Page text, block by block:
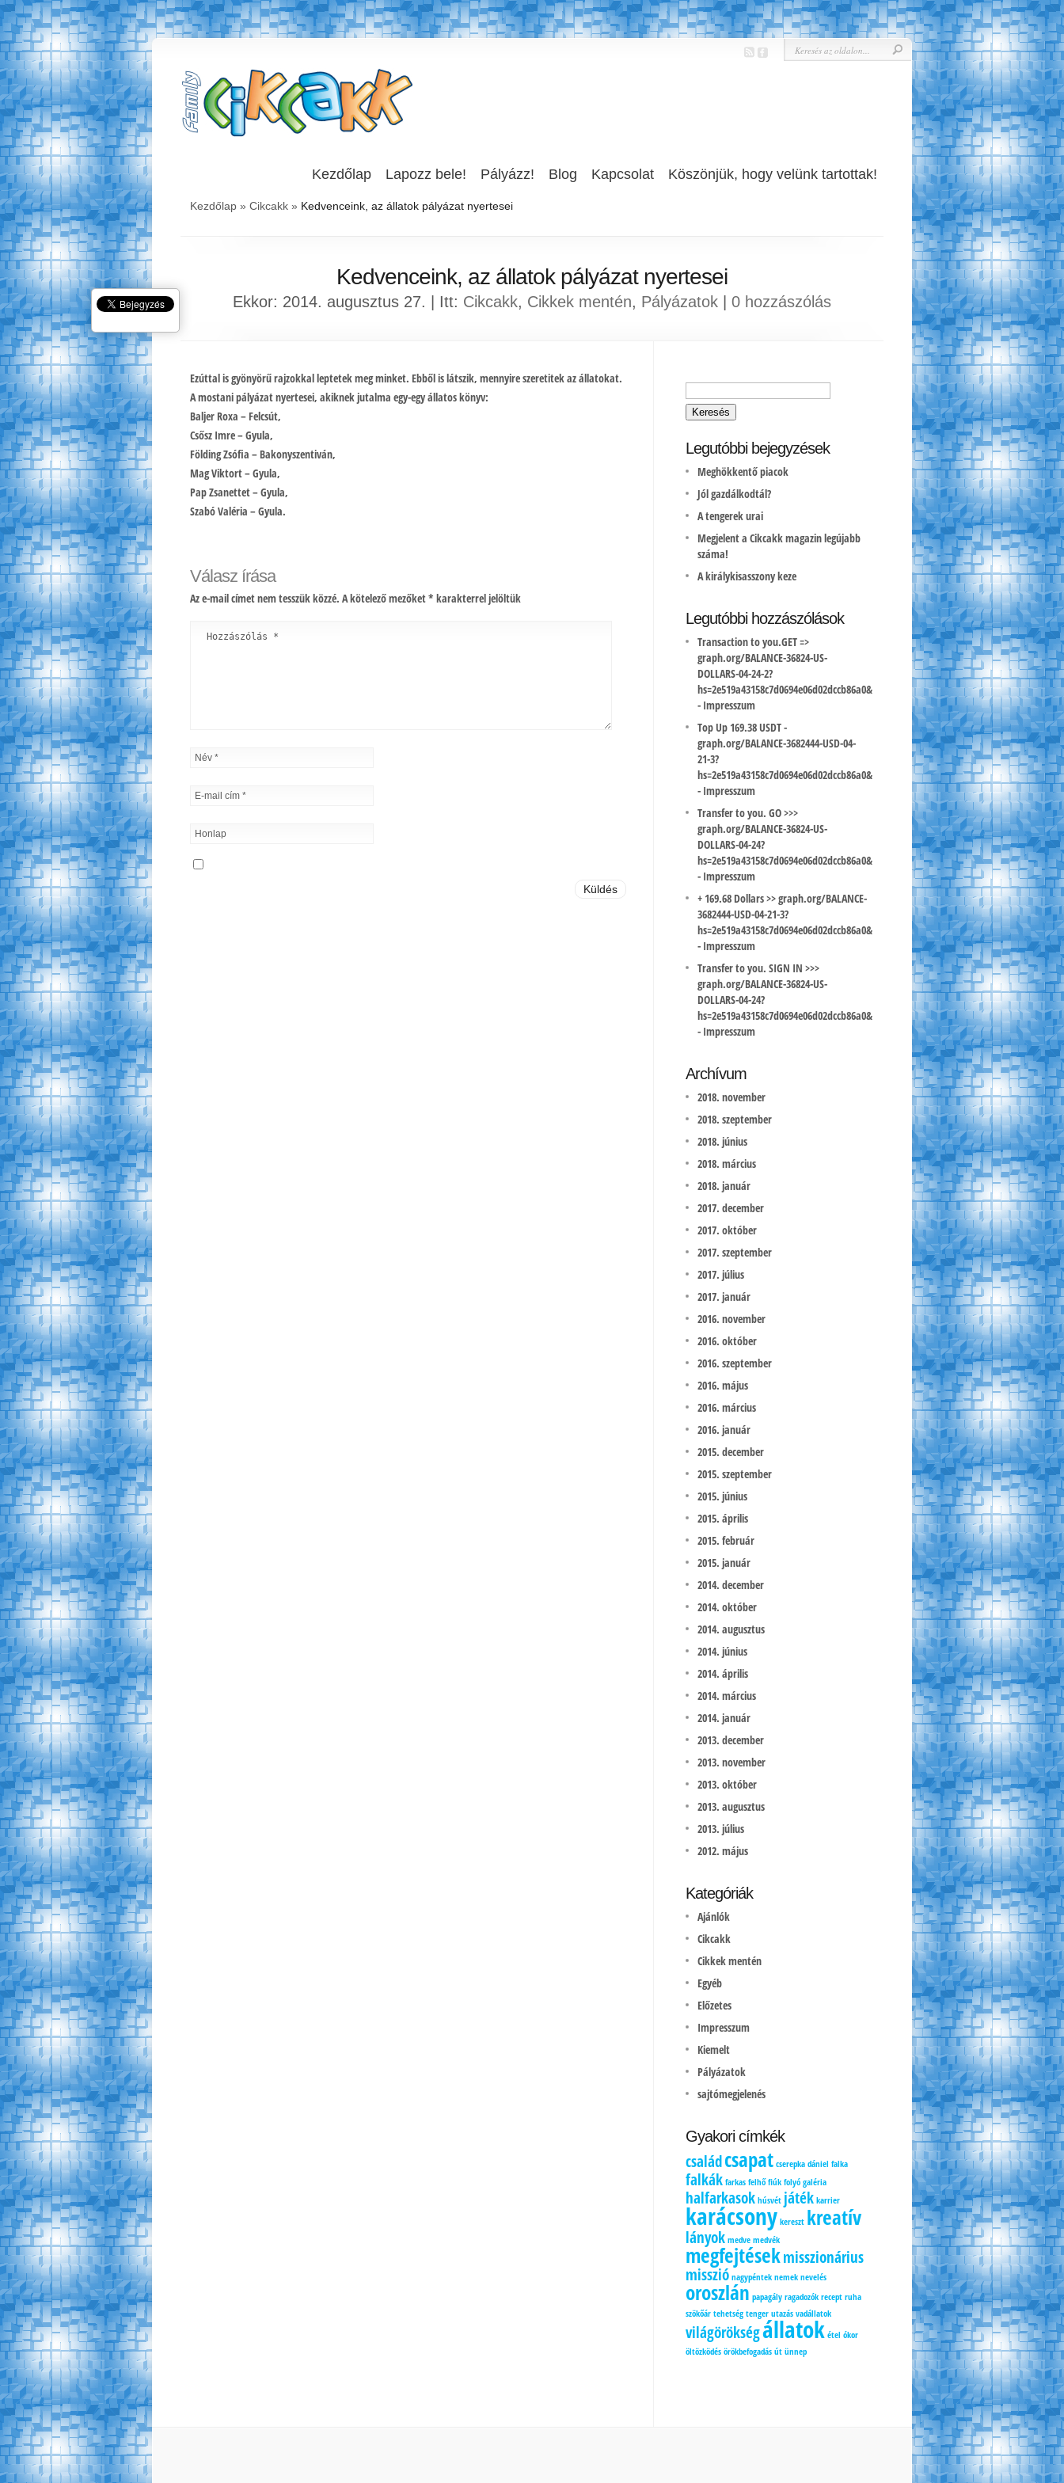
Kezdőlap Lapozz bele! Pályázz! Blog Kapcsolat Köszönjük, hogy velünk tartottak!
Kezdőlap » Cikcakk » Kedvenceink, az állatok pályázat nyertesei
Kedvenceink, az állatok pályázat nyertesei
Ekkor: 2014. augusztus 27. | Itt: Cikcakk, Cikkek mentén, Pályázatok 0 hozzászólás
Ezúttal is gyönyörű rajzokkal leptetek meg minket. Ebből is látszik, mennyire szeretitek az állatokat.
A mostani pályázat nyertesei, akiknek jutalma egy-egy állatos könyv:
Baljer Roxa – Felcsút,
Csősz Imre – Gyula,
Földing Zsófia – Bakonyszentiván,
Mag Viktort – Gyula,
Pap Zsanettet – Gyula,
Szabó Valéria – Gyula.
Válasz írása
Az e-mail címet nem tesszük közzé. A kötelező mezőket* karakterrel jelöltük
Legutóbbi bejegyzések
Meghökkentő piacok
Jól gazdálkodtál?
A tengerek urai
Megjelent a Cikcakk magazin legújabb
száma!
A királykisasszony keze
Legutóbbi hozzászólások
Transaction to you.GET =>
graph.org/BALANCE-36824-US-
DOLLARS-04-24-2?
hs=2e519a43158c7d0694e06d02dccb86a0&
- Impresszum
Top Up 169.38 USDT -
graph.org/BALANCE-3682444-USD-04-
21-3?
hs=2e519a43158c7d0694e06d02dccb86a0&
- Impresszum
Transfer to you. GO >>>
graph.org/BALANCE-36824-US-
DOLLARS-04-24?
hs=2e519a43158c7d0694e06d02dccb86a0&
- Impresszum
+ 169.68 Dollars >> graph.org/BALANCE-
3682444-USD-04-21-3?
hs=2e519a43158c7d0694e06d02dccb86a0&
- Impresszum
Transfer to you. SIGN IN >>>
graph.org/BALANCE-36824-US-
DOLLARS-04-24?
hs=2e519a43158c7d0694e06d02dccb86a0&
- Impresszum
Archívum
2018. november
2018. szeptember
2018. június
2018. március
2018. január
2017. december
2017. október
2017. szeptember
2017. július
2017. január
2016. november
2016. október
2016. szeptember
2016. május
2016. március
2016. január
2015. december
2015. szeptember
2015. június
2015. április
2015. február
2015. január
2014. december
2014. október
2014. augusztus
2014. június
2014. április
2014. március
2014. január
2013. december
2013. november
2013. október
2013. augusztus
2013. július
2012. május
Kategóriák
Ajánlók
Cikcakk
Cikkek mentén
Egyéb
Előzetes
Impresszum
Kiemelt
Pályázatok
sajtómegjelenés
Gyakori címkék
családcsapat cserepka dániel falka
falkák farkas felhő fiúk folyó galéria
halfarkasok húsvét játék karrier
karácsony kereszt kreatív
lányok medve medvék
megfejtésekmisszionárius
misszió nagypéntek nemek nevelés
oroszlán papagály ragadozók recept ruha
szökőár tehetség tenger utazás vadállatok
világörökségállatok étel ókor
öltözködés örökbefogadás út ünnep